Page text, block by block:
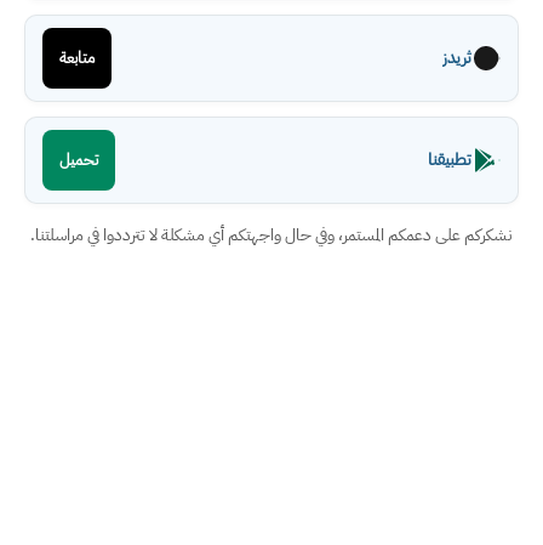
ثريدز متابعة
تطبيقنا تحميل
نشكركم على دعمكم المستمر، وفي حال واجهتكم أي مشكلة لا تترددوا في مراسلتنا.